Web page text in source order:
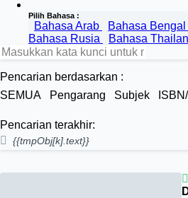
Pilih Bahasa :
Bahasa Arab Bahasa Bengal
Bahasa Rusia
Bahasa
Pencarian berdasarkan :
SEMUA
Pengarang Subjek
Pencarian terakhir:
{{tmpObj[k].text}}